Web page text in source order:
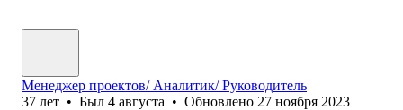
Менеджер проектов/ Аналитик/ Руководитель
37 лет • Был 4 августа • Обновлено 27 ноября 2023